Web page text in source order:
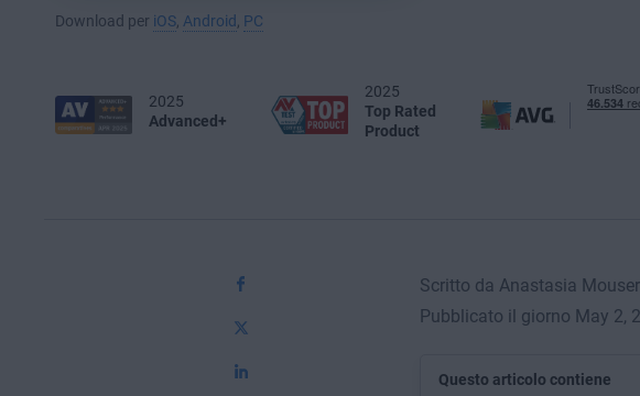
Download per iOS Android PC
2025
Advanced+
2025
Top Rated
Product
Scritto da Anastasia Mouser
Pubblicato il giorno May 2,
Questo articolo contiene